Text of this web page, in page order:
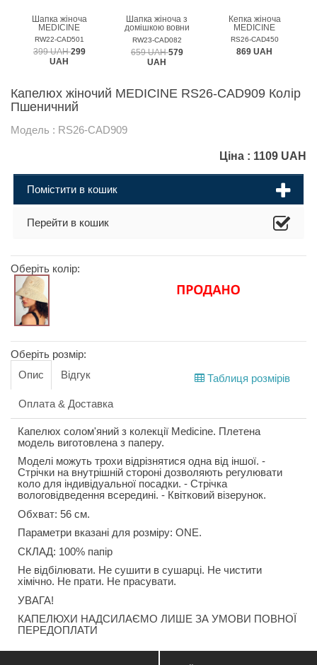
Шапка жіноча
MEDICINE
RW22-CAD501
399 UAH299
UAH
Шапка жіноча з
домішкою вовни
MEDICINE
RW23-CAD082
659 UAH579
UAH
Кепка жіноча
MEDICINE
RS26-CAD450
869 UAH
Капелюх жіночий MEDICINE RS26-CAD909 Колір
Пшеничний
Модель : RS26-CAD909
Ціна : 1109 UAH
Помістити в кошик
Перейти в кошик
Оберіть колір:
Оберіть розмір:
Таблиця розмірів
Опис Відгук
Оплата & Доставка
Капелюх солом'яний з колекції Medicine. Плетена
модель виготовлена з паперу.
Моделі можуть трохи відрізнятися одна від іншої. -
Стрічки на внутрішній стороні дозволяють регулювати
коло для індивідуальної посадки. - Стрічка
вологовідведення всередині. - Квітковий візерунок.
Обхват: 56 см.
Параметри вказані для розміру: ONE.
СКЛАД: 100% папір
Не відбілювати. Не сушити в сушарці. Не чистити
хімічно. Не прати. Не прасувати.
УВАГА!
КАПЕЛЮХИ НАДСИЛАЄМО ЛИШЕ ЗА УМОВИ ПОВНОЇ
ПЕРЕДОПЛАТИ